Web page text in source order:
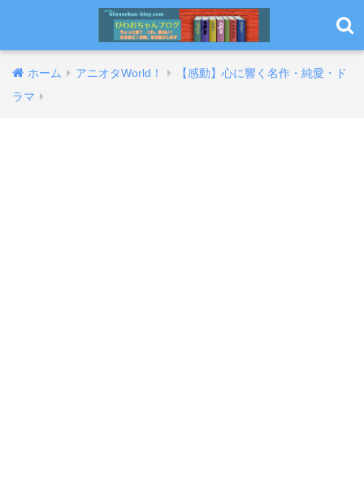
ホーム アニオタWorld！
【感動】心に響く名作・純愛・ド
ラマ